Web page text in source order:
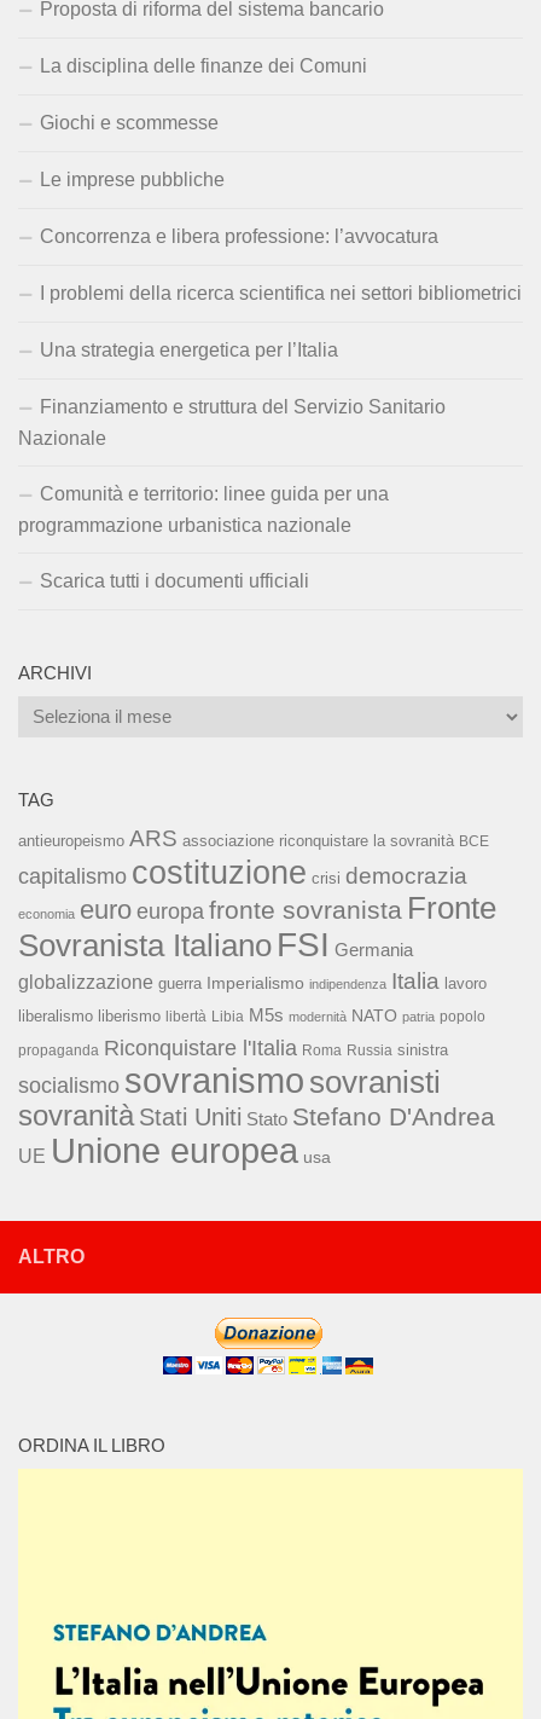
Proposta di riforma del sistema bancario
La disciplina delle finanze dei Comuni
Giochi e scommesse
Le imprese pubbliche
Concorrenza e libera professione: l’avvocatura
I problemi della ricerca scientifica nei settori bibliometrici
Una strategia energetica per l’Italia
Finanziamento e struttura del Servizio Sanitario
Nazionale
Comunità e territorio: linee guida per una
programmazione urbanistica nazionale
Scarica tutti i documenti ufficiali
ARCHIVI
Archivi
TAG
antieuropeismo ARS associazione riconquistare la sovranità BCE
capitalismo costituzione crisi democrazia
economia euro europa fronte sovranista Fronte
Sovranista Italiano FSI Germania
globalizzazione guerra Imperialismo indipendenza Italia lavoro
liberalismo liberismo libertà Libia M5s modernità NATO patria popolo
propaganda Riconquistare l'Italia Roma Russia sinistra
socialismo sovranismo sovranisti
sovranità Stati Uniti Stato Stefano D'Andrea
UE Unione europea usa
ALTRO
ORDINA IL LIBRO